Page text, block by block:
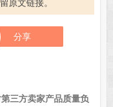
原文链接。
分享
三方卖家产品质量负